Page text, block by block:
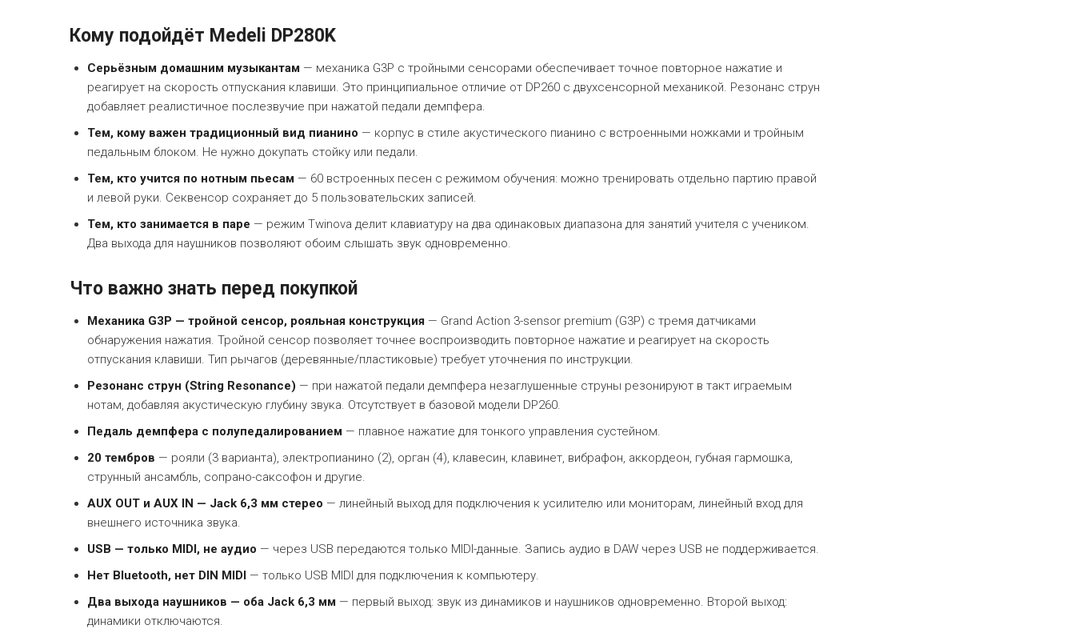
Кому подойдёт Medeli DP280K
Серьёзным домашним музыкантам — механика G3P с тройными сенсорами обеспечивает точное повторное нажатие и
реагирует на скорость отпускания клавиши. Это принципиальное отличие от DP260 с двухсенсорной механикой. Резонанс струн
добавляет реалистичное послезвучие при нажатой педали демпфера.
Тем, кому важен традиционный вид пианино — корпус в стиле акустического пианино с встроенными ножками и тройным
педальным блоком. Не нужно докупать стойку или педали.
Тем, кто учится по нотным пьесам — 60 встроенных песен с режимом обучения: можно тренировать отдельно партию правой
и левой руки. Секвенсор сохраняет до 5 пользовательских записей.
Тем, кто занимается в паре — режим Twinova делит клавиатуру на два одинаковых диапазона для занятий учителя с учеником.
Два выхода для наушников позволяют обоим слышать звук одновременно.
Что важно знать перед покупкой
Механика G3P — тройной сенсор, рояльная конструкция — Grand Action 3-sensor premium (G3P) с тремя датчиками
обнаружения нажатия. Тройной сенсор позволяет точнее воспроизводить повторное нажатие и реагирует на скорость
отпускания клавиши. Тип рычагов (деревянные/пластиковые) требует уточнения по инструкции.
Резонанс струн (String Resonance) — при нажатой педали демпфера незаглушенные струны резонируют в такт играемым
нотам, добавляя акустическую глубину звука. Отсутствует в базовой модели DP260.
Педаль демпфера с полупедалированием — плавное нажатие для тонкого управления сустейном.
20 тембров — рояли (3 варианта), электропианино (2), орган (4), клавесин, клавинет, вибрафон, аккордеон, губная гармошка,
струнный ансамбль, сопрано-саксофон и другие.
AUX OUT и AUX IN — Jack 6,3 мм стерео — линейный выход для подключения к усилителю или мониторам, линейный вход для
внешнего источника звука.
USB — только MIDI, не аудио — через USB передаются только MIDI-данные. Запись аудио в DAW через USB не поддерживается.
Нет Bluetooth, нет DIN MIDI — только USB MIDI для подключения к компьютеру.
Два выхода наушников — оба Jack 6,3 мм — первый выход: звук из динамиков и наушников одновременно. Второй выход:
динамики отключаются.